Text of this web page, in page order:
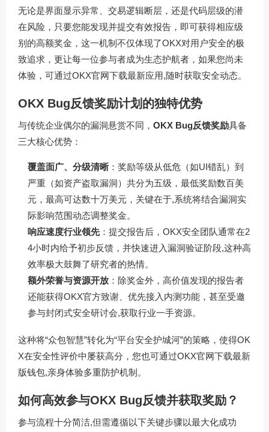
无论是界面显示异常、交易逻辑断层，还是代码层级的潜
在风险，只要您能发现并提交有效报告，即可获得相应级
别的高额奖金，这一机制不仅体现了OKX对用户安全的极
致追求，更让每一位参与者成为生态护航者，如果您尚未
体验，可通过OKX官网下载最新应用,随时获取安全动态。
OKX Bug反馈奖励计划的独特优势
与传统企业偶尔的漏洞悬赏不同， OKX Bug反馈奖励具备
三大核心优势：
覆盖面广、分级清晰 ：奖励等级从低危（如UI错乱）到
严重（如资产盗取漏洞）共分为五级，最低奖励数百美
元，最高可达数十万美元，关键在于,系统将结合漏洞实
际影响范围动态调整奖金。
响应速度行业领先：提交报告后，OKX安全团队通常在2
4小时内给予初步反馈，并快速进入漏洞验证阶段,这种高
效率极大鼓舞了研究者的热情。
额外荣誉与资源开放 ：除奖金外，高价值发现的报告者
还能获得OKX官方致谢、优先接入内测功能，甚至受邀
参与封闭式安全研讨会,获取行业一手资源。
这种将“众包智慧”转化为“平台安全护城河”的策略，使得OK
X在安全性评价中屡获高分，您也可通过OKX官网下载最新
版钱包,亲身体验多重防护机制。
如何高效参与OKX Bug反馈并获取奖励？
参与流程十分简洁,但需遵循以下关键步骤以最大化成功